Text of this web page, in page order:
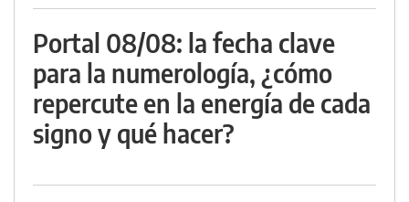
Portal 08/08: la fecha clave
para la numerología, ¿cómo
repercute en la energía de cada
signo y qué hacer?